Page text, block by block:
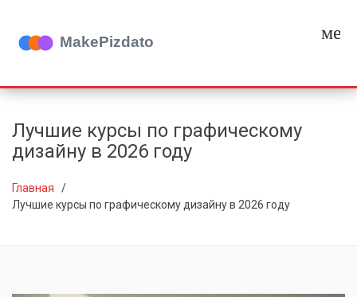
Лучшие курсы по графическому
дизайну в 2026 году
Главная
Лучшие курсы по графическому дизайну в 2026 году